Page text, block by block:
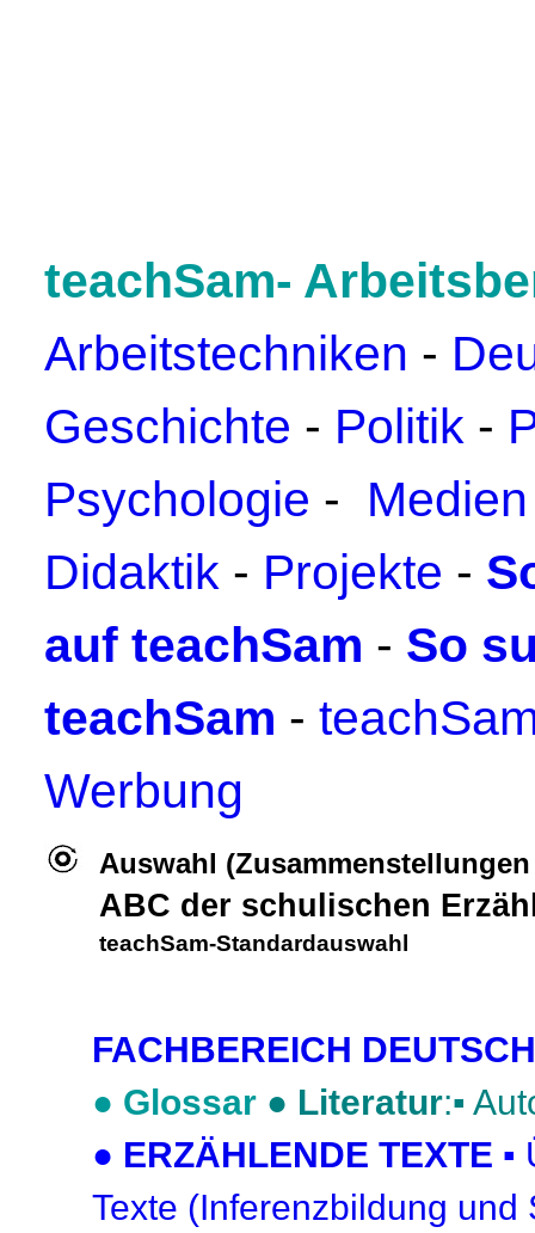
teachSam-
Arbeitstechniken -
Geschichte - Politik -
Psychologie - Medien
Didaktik - Projekte -
auf teachSam - So
teachSam -
Werbung
Auswahl
ABC der schulischen
teachSam-Standardauswahl
FACHBEREICH DEUTSCH
● Glossar ● Literatur:▪
● ERZÄHLENDE TEXTE ▪
Texte (Inferenzbildung und